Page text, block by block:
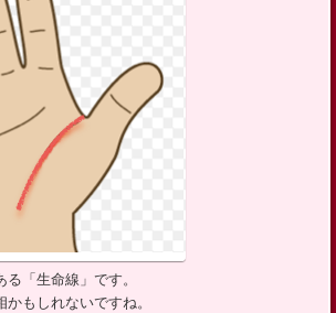
「生命線」です。
もしれないですね。